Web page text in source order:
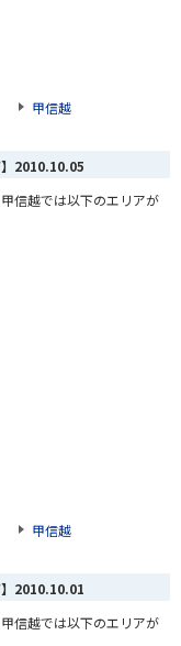
甲信越
2010.10.05
信越では以下のエリアが
甲信越
2010.10.01
信越では以下のエリアが